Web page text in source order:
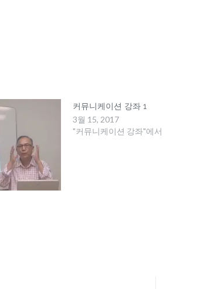
커뮤니케이션 강좌 1
3월 15, 2017
"커뮤니케이션 강좌"에서